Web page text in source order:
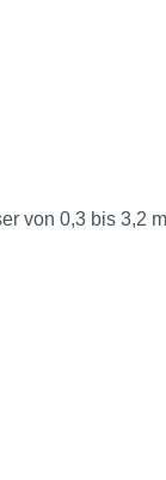
von 0,3 bis 3,2